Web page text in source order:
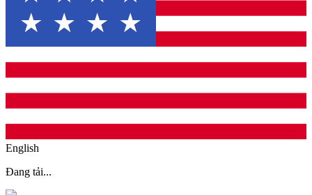
English
Đang tải...